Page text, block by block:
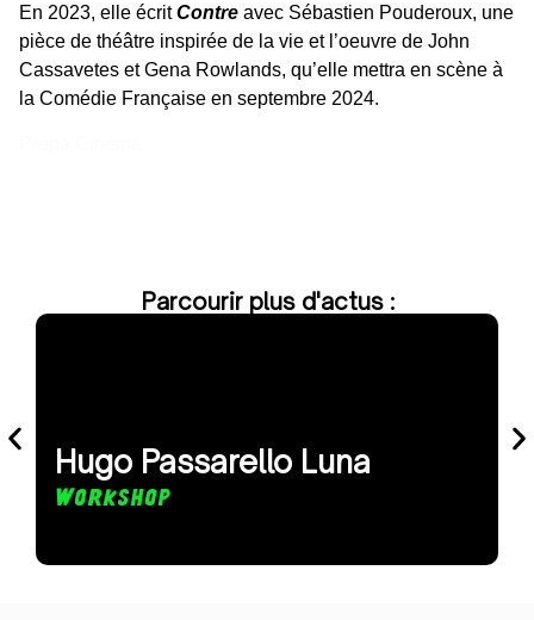
En 2023, elle écritContre avec Sébastien Pouderoux, une
pièce de théâtre inspirée de la vie et l’oeuvre de John
Cassavetes et Gena Rowlands, qu’elle mettra en scène à
la Comédie Française en septembre 2024.
Parcourir plus d'actus :
Hugo Passarello Luna
Workshop